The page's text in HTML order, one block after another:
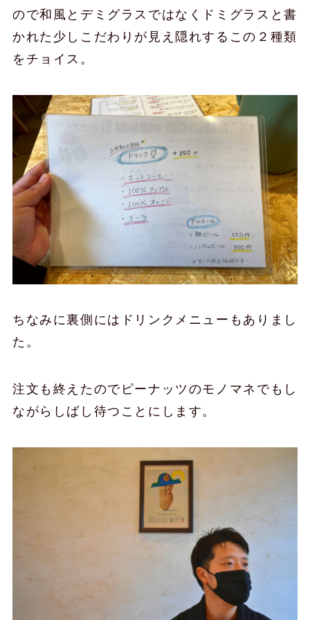
ので和風とデミグラスではなくドミグラスと書
かれた少しこだわりが見え隠れするこの２種類
をチョイス。
ちなみに裏側にはドリンクメニューもありまし
た。
注文も終えたのでピーナッツのモノマネでもし
ながらしばし待つことにします。